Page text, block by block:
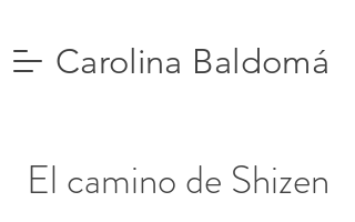
Carolina Baldomá
El camino de Shizen